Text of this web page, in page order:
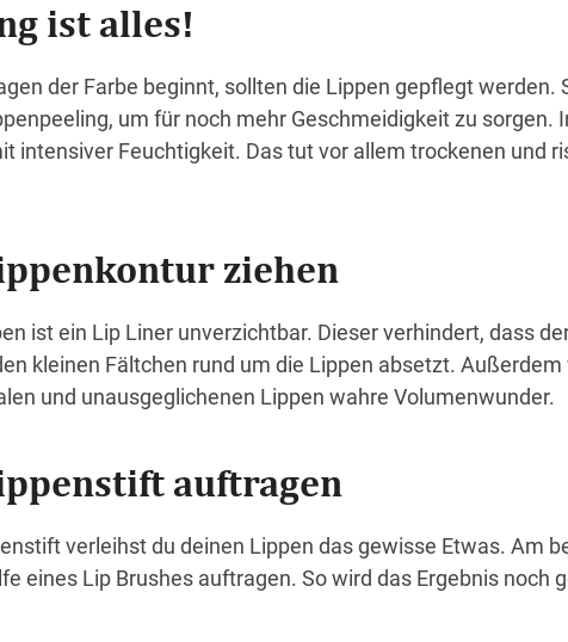
ist alles!
der Farbe beginnt, sollten die Lippen gepflegt werden.
um für noch mehr Geschmeidigkeit zu sorgen.
intensiver Feuchtigkeit. Das tut vor allem trockenen und
ziehen
ist ein Lip Liner unverzichtbar. Dieser verhindert, dass
kleinen Fältchen rund um die Lippen absetzt. Außerdem
und unausgeglichenen Lippen wahre Volumenwunder.
auftragen
verleihst du deinen Lippen das gewisse Etwas. Am
eines Lip Brushes auftragen. So wird das Ergebnis noch